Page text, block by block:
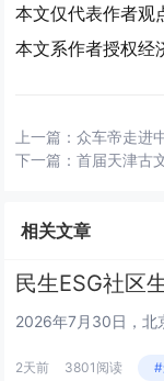
本文仅代表作者观
本文系作者授权经
上一篇：众车帝走进
下一篇：首届天津古
相关文章
2天前 3801阅读